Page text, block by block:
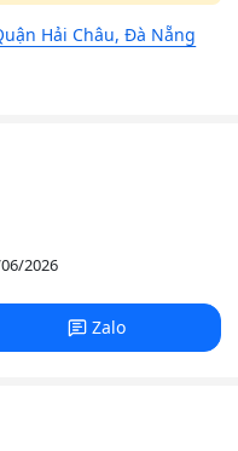
Hải Châu, Đà Nẵng
2026
Zalo